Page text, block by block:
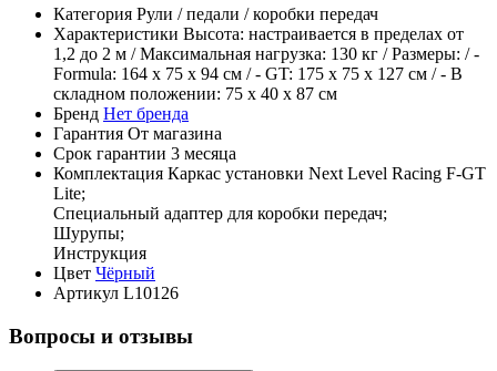
Категория Рули / педали / коробки передач
Характеристики Высота: настраивается в пределах от
1,2 до 2 м / Максимальная нагрузка: 130 кг / Размеры: / -
Formula: 164 х 75 х 94 см / - GT: 175 х 75 х 127 см / - В
складном положении: 75 х 40 х 87 см
Бренд Нет бренда
Гарантия От магазина
Срок гарантии 3 месяца
Комплектация Каркас установки Next Level Racing F-GT
Lite;
Специальный адаптер для коробки передач;
Шурупы;
Инструкция
Цвет Чёрный
Артикул L10126
Вопросы и отзывы